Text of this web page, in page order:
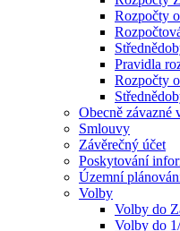
Rozpočty
Pravidla
Rozpočty
Obecně závazné
Smlouvy
Závěrečný účet
Poskytování
Územní
Volby
Volby do
Volby do